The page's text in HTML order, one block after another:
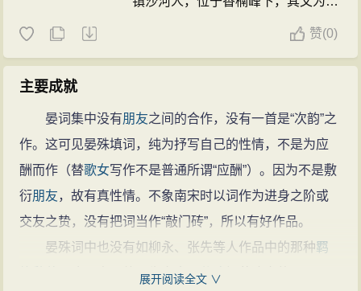
州府手力节级），是当时的抚州籍第
赞(0)
主要成就
晏词集中没有朋友之间的合作，没有一首是“次韵”之
作。这可见晏殊填词，纯为抒写自己的性情，不是为应
酬而作（替歌女写作不是普通所谓“应酬”）。因为不是敷
衍朋友，故有真性情。不象南宋时以词作为进身之阶或
交友之贽，没有把词当作“敲门砖”，所以有好作品。
晏殊词中也没有如柳永、张先等人作品中的那种羁
，这是由于他一生富贵，仕途
展开阅读全文 ∨